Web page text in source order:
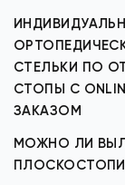
СТЕЛЬКИ ПО
СТОПЫ С
ЗАКАЗОМ
МОЖНО ЛИ